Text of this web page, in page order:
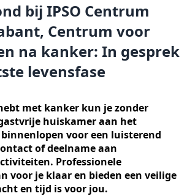
bij IPSO Centrum
Centrum voor
na kanker: In gesprek
levensfase
met kanker kun je zonder
huiskamer aan het
voor een luisterend
of deelname aan
Professionele
voor je klaar en bieden een veilige
en tijd is voor jou.